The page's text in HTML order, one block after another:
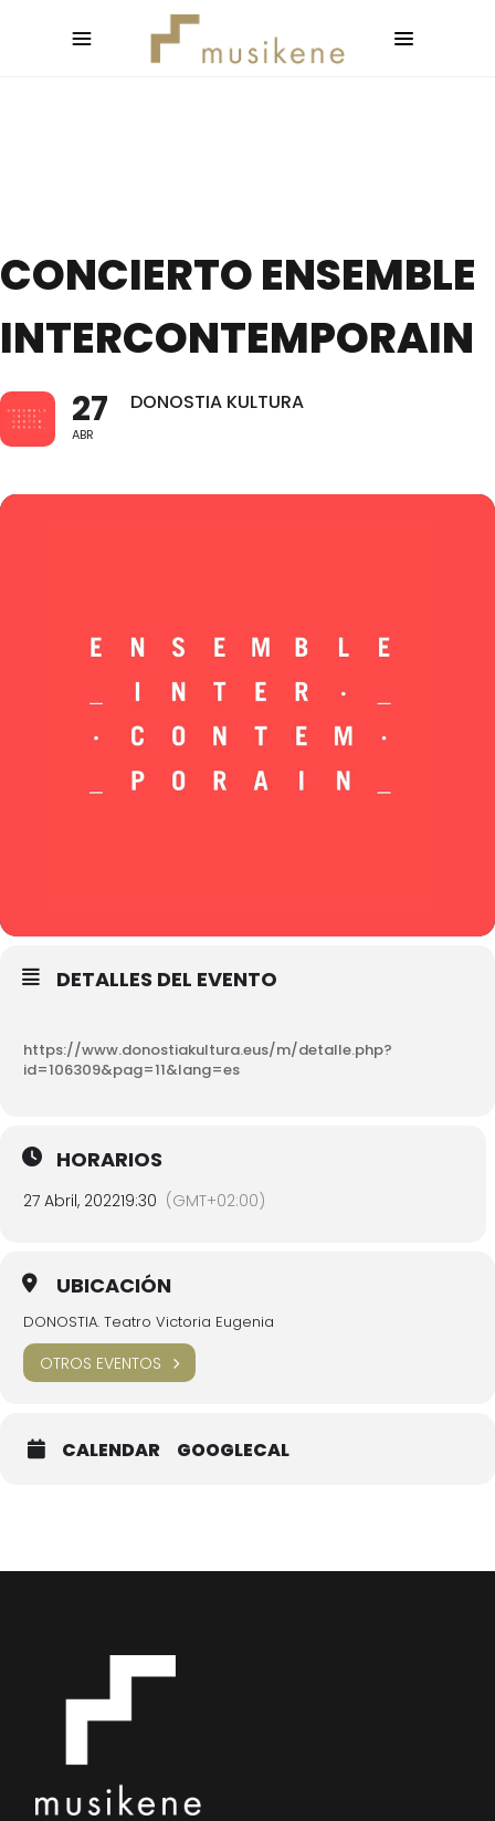
CONCIERTO ENSEMBLE
INTERCONTEMPORAIN
27
ABR
DONOSTIA KULTURA
DETALLES DEL EVENTO
https://www.donostiakultura.eus/m/detalle.php?
id=106309&pag=11&lang=es
HORARIOS
27 Abril, 202219:30 (GMT+02:00)
UBICACIÓN
DONOSTIA. Teatro Victoria Eugenia
OTROS EVENTOS
CALENDAR GOOGLECAL